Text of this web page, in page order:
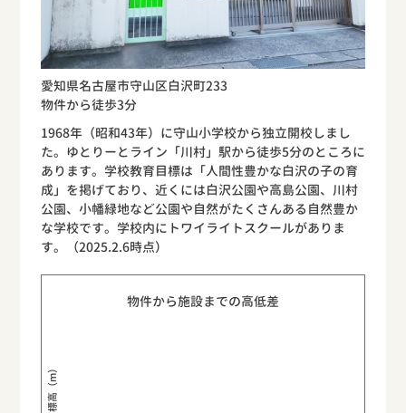
愛知県名古屋市守山区白沢町233
物件から徒歩3分
1968年（昭和43年）に守山小学校から独立開校しまし
た。ゆとりーとライン「川村」駅から徒歩5分のところに
あります。学校教育目標は「人間性豊かな白沢の子の育
成」を掲げており、近くには白沢公園や高島公園、川村
公園、小幡緑地など公園や自然がたくさんある自然豊か
な学校です。学校内にトワイライトスクールがありま
す。（2025.2.6時点）
物件から施設までの高低差
標高（m）